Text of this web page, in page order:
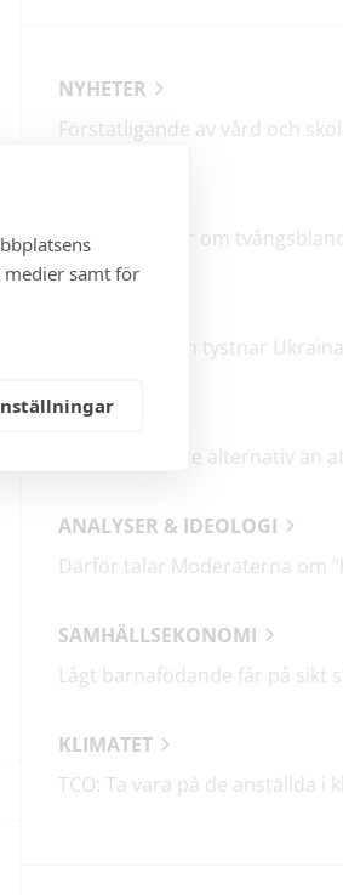
samt för
NYHETER
Mitt i frukosten tystnar Ukraina
DEBATT
ANALYSER & IDEOLOGI
SAMHÄLLSEKONOMI
KLIMATET